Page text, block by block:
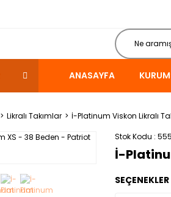
ANASAYFA
Likralı Takımlar
İ-Platinum Viskon Likralı
Stok Kodu
İ-
SEÇENEKLER